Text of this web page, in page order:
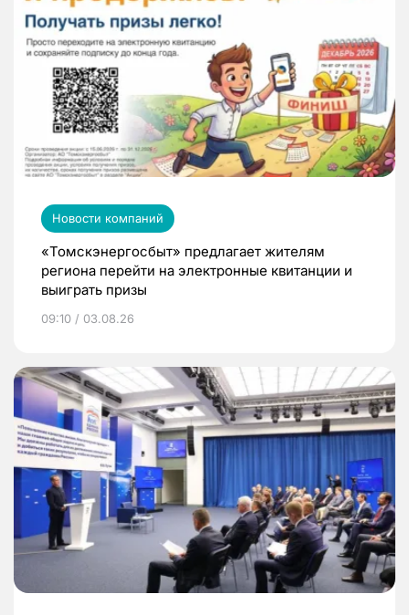
Новости компаний
«Томскэнергосбыт» предлагает жителям
региона перейти на электронные квитанции и
выиграть призы
09:10 / 03.08.26